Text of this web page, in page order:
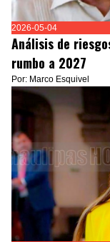
2026-05-04
Análisis de
rumbo a 2027
Por: Marco Esquivel